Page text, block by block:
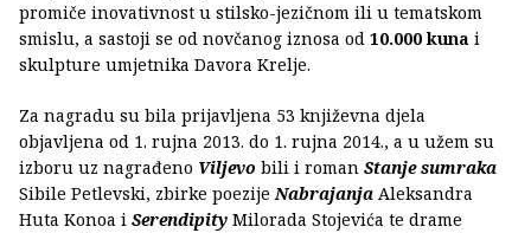
promiče inovativnost u stilsko-jezičnom ili u tematskom
smislu, a sastoji se od novčanog iznosa od 10.000 kuna i
skulpture umjetnika Davora Krelje.
Za nagradu su bila prijavljena 53 književna djela
objavljena od 1. rujna 2013. do 1. rujna 2014., a u užem su
izboru uz nagrađeno Viljevo bili i roman Stanje sumraka
Sibile Petlevski, zbirke poezijeNabrajanja Aleksandra
Huta Konoa i Serendipity Milorada Stojevića te drame